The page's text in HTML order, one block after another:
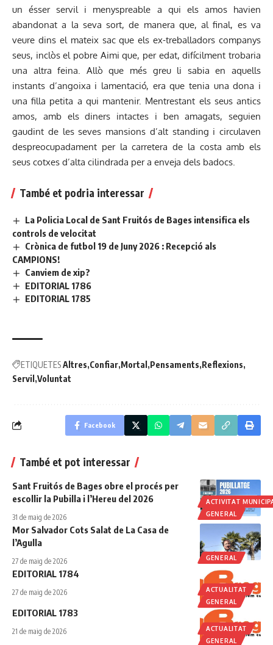
un ésser servil i menyspreable a qui els amos havien
abandonat a la seva sort, de manera que, al final, es va
veure dins el mateix sac que els ex-treballadors companys
seus, inclòs el pobre Aimi que, per edat, difícilment trobaria
una altra feina. Allò que més greu li sabia en aquells
instants d’angoixa i lamentació, era que tenia una dona i
una filla petita a qui mantenir. Mentrestant els seus antics
amos, amb els diners intactes i ben amagats, seguien
gaudint de les seves mansions d’alt standing i circulaven
despreocupadament per la carretera de la costa amb els
seus cotxes d’alta cilindrada per a enveja dels badocs.
També et podria interessar
La Policia Local de Sant Fruitós de Bages intensifica els
controls de velocitat
Crònica de futbol 19 de Juny 2026 : Recepció als
CAMPIONS!
Canviem de xip?
EDITORIAL 1786
EDITORIAL 1785
ETIQUETESAltres Confiar Mortal Pensaments Reflexions
Servil Voluntat
Facebook
També et pot interessar
ACTIVITAT
GENERAL
Sant Fruitós de Bages obre el procés per
escollir la Pubilla i l’Hereu del 2026
31 de maig de 2026
GENERAL
Mor Salvador Cots Salat de La Casa de
l’Agulla
27 de maig de 2026
ACTUALITAT
GENERAL
EDITORIAL 1784
27 de maig de 2026
ACTUALITAT
GENERAL
EDITORIAL 1783
21 de maig de 2026